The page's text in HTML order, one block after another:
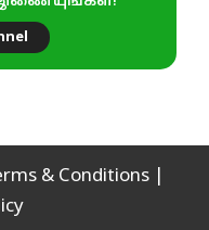
& Conditions